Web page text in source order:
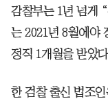
감찰부는 1년 넘게
는 2021년 8월에야
정직 1개월을 받았
한 검찰 출신 법조